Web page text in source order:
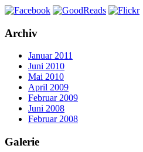
Archiv
Januar 2011
Juni 2010
Mai 2010
April 2009
Februar 2009
Juni 2008
Februar 2008
Galerie